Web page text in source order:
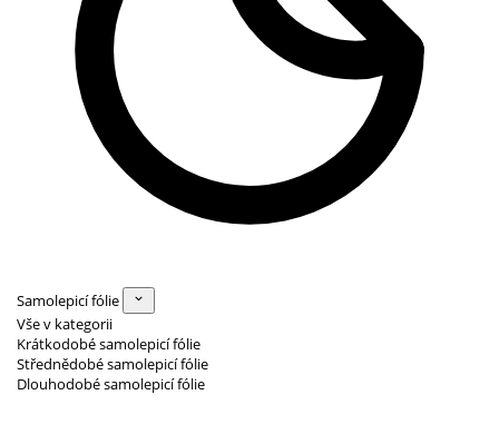
Samolepicí fólie
Vše v kategorii
Krátkodobé samolepicí fólie
Střednědobé samolepicí fólie
Dlouhodobé samolepicí fólie